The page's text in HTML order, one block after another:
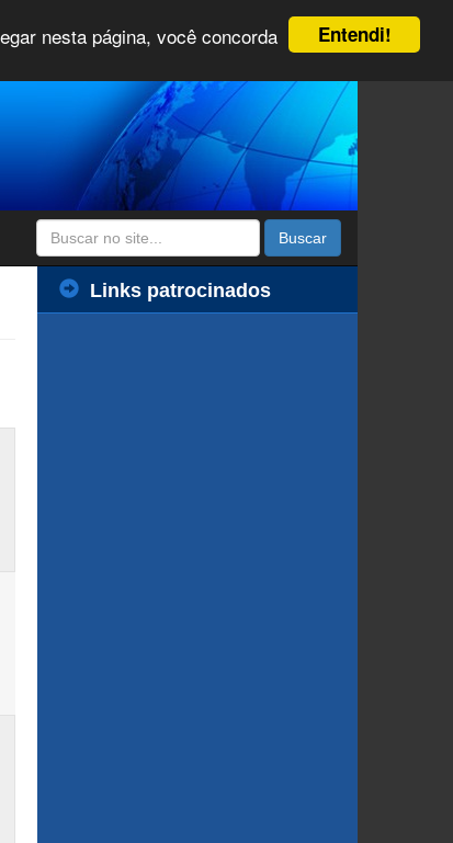
Entendi!
nesta página, você concorda
Buscar
Links patrocinados